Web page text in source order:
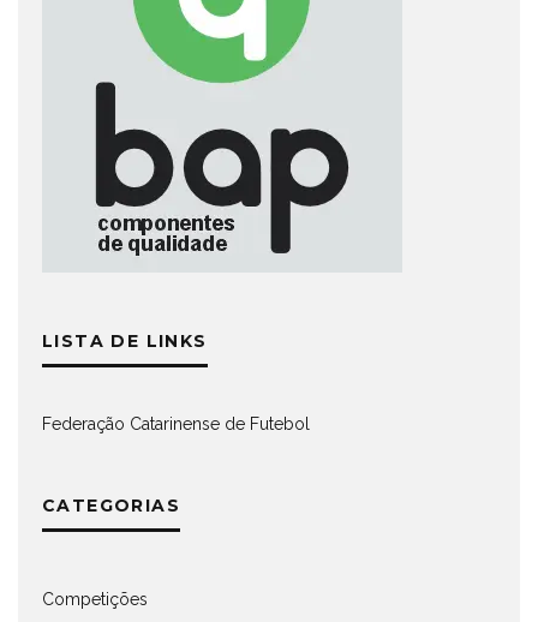
LISTA DE LINKS
Federação Catarinense de Futebol
CATEGORIAS
Competições